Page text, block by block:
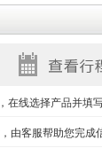
在线选择产品并填
由客服帮助您完成